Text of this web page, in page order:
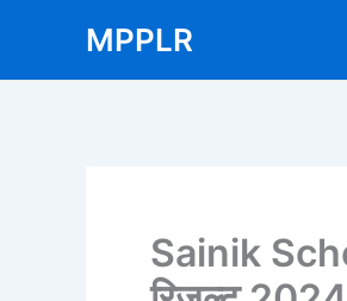
content
MPPLR
Sainik